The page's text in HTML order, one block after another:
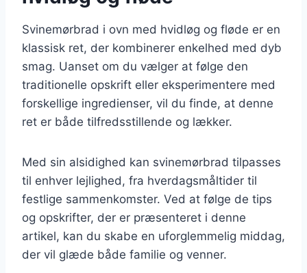
Svinemørbrad i ovn med hvidløg og fløde er en
klassisk ret, der kombinerer enkelhed med dyb
smag. Uanset om du vælger at følge den
traditionelle opskrift eller eksperimentere med
forskellige ingredienser, vil du finde, at denne
ret er både tilfredsstillende og lækker.
Med sin alsidighed kan svinemørbrad tilpasses
til enhver lejlighed, fra hverdagsmåltider til
festlige sammenkomster. Ved at følge de tips
og opskrifter, der er præsenteret i denne
artikel, kan du skabe en uforglemmelig middag,
der vil glæde både familie og venner.